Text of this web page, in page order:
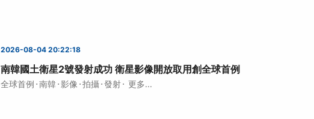
2026-08-04 20:22:18
南韓國土衛星2號發射成功 衛星影像開放取用創全球首例
全球首例 ·南韓·影像 ·拍攝·發射· 更多...